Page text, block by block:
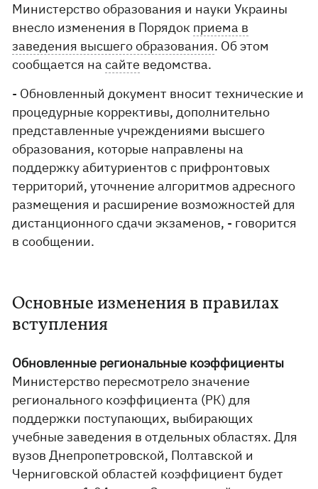
Министерство образования и науки Украины
внесло изменения в Порядок приема в
заведения высшего образования. Об этом
сообщается насайте ведомства.
- Обновленный документ вносит технические и
процедурные коррективы, дополнительно
представленные учреждениями высшего
образования, которые направлены на
поддержку абитуриентов с прифронтовых
территорий, уточнение алгоритмов адресного
размещения и расширение возможностей для
дистанционного сдачи экзаменов, - говорится
в сообщении.
Основные изменения в правилах
вступления
Обновленные региональные коэффициенты
Министерство пересмотрело значение
регионального коэффициента (РК) для
поддержки поступающих, выбирающих
учебные заведения в отдельных областях. Для
вузов Днепропетровской, Полтавской и
Черниговской областей коэффициент будет